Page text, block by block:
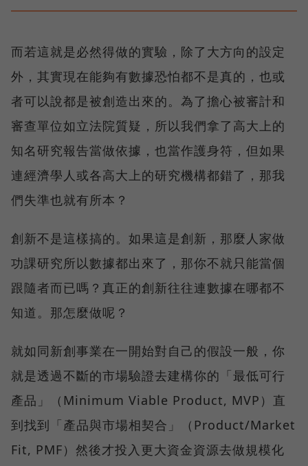
而若這就是必然得做的實驗，除了大方向的設定
外，其實現在能夠有數據恐怕都不是真的，也或
者可以說都是被創造出來的。為了擔心被審計和
審查單位如立法院質疑，所以我們拿了高大上的
知名研究報告當做依據，也當作護身符，但如果
連經濟學人或各高大上的研究機構都錯了，那我
們失準也就有所本？
創新不是這樣搞的。如果這是創新，那麼人家做
功課研究所以數據都出來了，那你不就只能當個
跟隨者而已嗎？真正的創新往往連數據在哪都不
知道。那怎麼做呢？
就如同新創事業在一開始對自己的假設一般，你
就是透過不斷的市場驗證去建構你的「最低可行
產品」（Minimum Viable Product, MVP）直
到找到「產品與市場相契合」（Product/Market
Fit, PMF）然後才投入更大資金資源去做規模化